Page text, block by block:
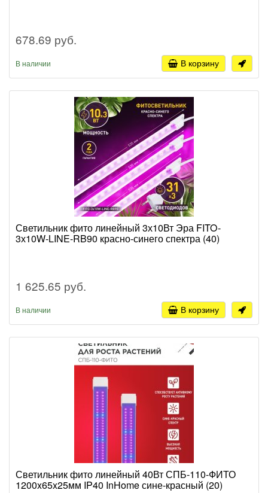
678.69 руб.
В наличии В корзину
Светильник фито линейный 3х10Вт Эра FITO-
3х10W-LINE-RB90 красно-синего спектра (40)
1 625.65 руб.
В наличии В корзину
Светильник фито линейный 40Вт СПБ-110-ФИТО
1200x65x25мм IP40 InHome сине-красный (20)